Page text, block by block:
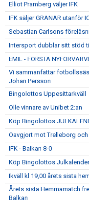
Elliot Pramberg väljer IFK
IFK säljer GRANAR utanför
Sebastian Carlsons
Intersport dubblar sitt stöd
EMIL - FÖRSTA
Vi sammanfattar
Johan Persson
Bingolottos Uppesittarkväll
Olle vinnare av Unibet 2:an
Köp Bingolottos
Oavgjort mot Trelleborg
IFK - Balkan 8-0
Köp Bingolottos Julkalender
Ikväll kl 19,00 årets sista
Årets sista Hemmamatch
Balkan